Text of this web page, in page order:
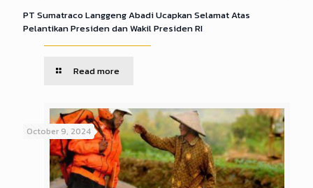
PT Sumatraco Langgeng Abadi Ucapkan Selamat Atas
Pelantikan Presiden dan Wakil Presiden RI
Read more
October 9, 2024